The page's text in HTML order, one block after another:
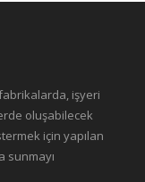
işyeri
oluşabilecek
için yapılan
sunmayı